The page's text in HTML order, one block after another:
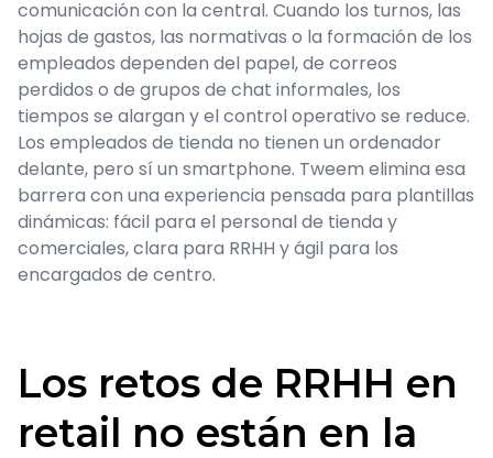
comunicación con la central. Cuando los turnos, las
hojas de gastos, las normativas o la formación de los
empleados dependen del papel, de correos
perdidos o de grupos de chat informales, los
tiempos se alargan y el control operativo se reduce.
Los empleados de tienda no tienen un ordenador
delante, pero sí un smartphone. Tweem elimina esa
barrera con una experiencia pensada para plantillas
dinámicas: fácil para el personal de tienda y
comerciales, clara para RRHH y ágil para los
encargados de centro.
Los retos de RRHH en
retail no están en la